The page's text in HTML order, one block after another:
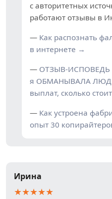
с авторитетных
работают отзывы в
— Как распознать
в интернете →
— ОТЗЫВ-ИСПОВЕДЬ
я ОБМАНЫВАЛА
выплат, сколько
— Как устроена
опыт 30
Ирина
★★★★★